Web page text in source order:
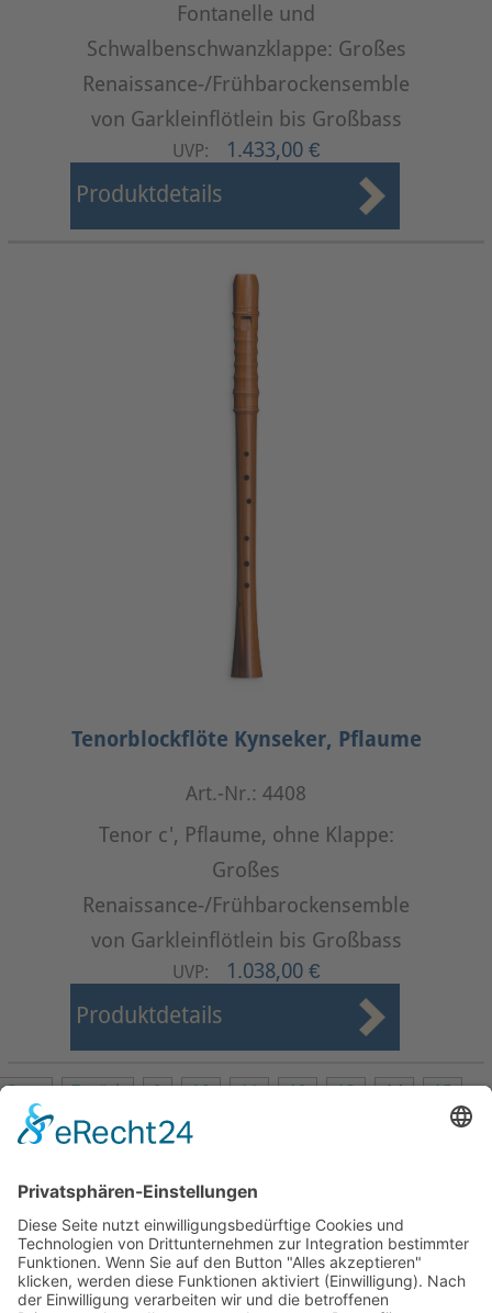
Fontanelle und
Schwalbenschwanzklappe: Großes
Renaissance-/Frühbarockensemble
von Garkleinflötlein bis Großbass
UVP: 1.433,00 €
Produktdetails
Tenorblockflöte Kynseker, Pflaume
Art.-Nr.: 4408
Tenor c', Pflaume, ohne Klappe:
Großes
Renaissance-/Frühbarockensemble
von Garkleinflötlein bis Großbass
UVP: 1.038,00 €
Produktdetails
Start Zurück 9 10 11 12 13 14
15
Seite 14 von 27
Mollenhauer Adresse
Downloads